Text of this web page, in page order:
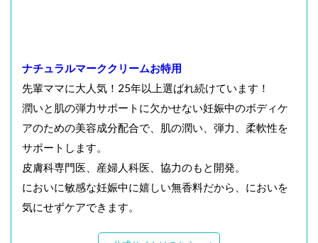
ナチュラルマーククリームお特用
先輩ママに大人気！25年以上選ばれ続けています！
潤いと肌の弾力サポートに欠かせない妊娠中のボディケ
アのための美容成分配合で、肌の潤い、弾力、柔軟性を
サポートします。
皮膚科専門医、産婦人科医、協力のもと開発。
においに敏感な妊娠中に嬉しい無香料だから、においを
気にせずケアできます。